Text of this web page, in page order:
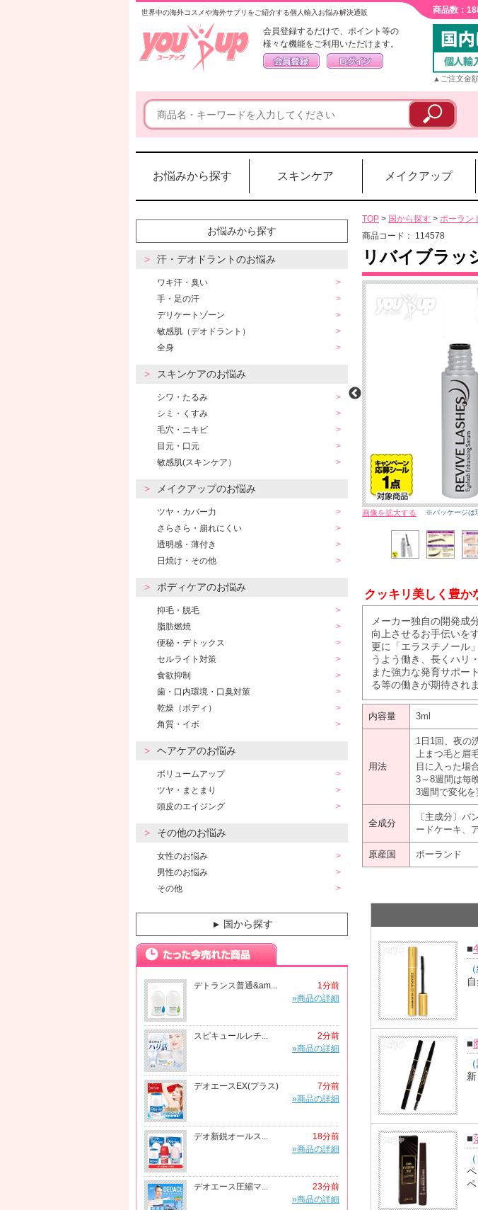
世界中の海外コスメや海外サプリをご紹介する個人輸入お悩み解決通販 商品数：
会員登録するだけで、ポイント等の
様々な機能をご利用いただけます。
▲ご注文金
お悩みから探す スキンケア メイクアップ
お悩みから探す
汗・デオドラントのお悩み
ワキ汗・臭い
手・足の汗
デリケートゾーン
敏感肌（デオドラント）
全身
スキンケアのお悩み
シワ・たるみ
シミ・くすみ
毛穴・ニキビ
目元・口元
敏感肌(スキンケア）
メイクアップのお悩み
ツヤ・カバー力
さらさら・崩れにくい
透明感・薄付き
日焼け・その他
ボディケアのお悩み
抑毛・脱毛
脂肪燃焼
便秘・デトックス
セルライト対策
食欲抑制
歯・口内環境・口臭対策
乾燥（ボディ）
角質・イボ
ヘアケアのお悩み
ボリュームアップ
ツヤ・まとまり
頭皮のエイジング
その他のお悩み
女性のお悩み
男性のお悩み
その他
▼ 国から探す
デトランス普通&am...
1分前
»商品の詳細
スピキュールレチ...
2分前
»商品の詳細
デオエースEX(プラス)
7分前
»商品の詳細
デオ新鋭オールス...
18分前
»商品の詳細
デオエース圧縮マ...
23分前
»商品の詳細
TOP > 国から探す > ポーラン
商品コード： 114578
リバイブラッ
画像を拡大する ※パッケージは
クッキリ美しく豊か
メーカー独自の開発成
向上させるお手伝いを
更に「エラスチノール
うよう働き、長くハリ
また強力な発育サポー
る等の働きが期待されま
内容量 3ml
用法
1日1回、夜の
上まつ毛と眉
目に入った場
3～8週間は毎
3週間で変化を
全成分
〔主成分〕
ードケーキ
原産国 ポーランド
■
■
■
ペ